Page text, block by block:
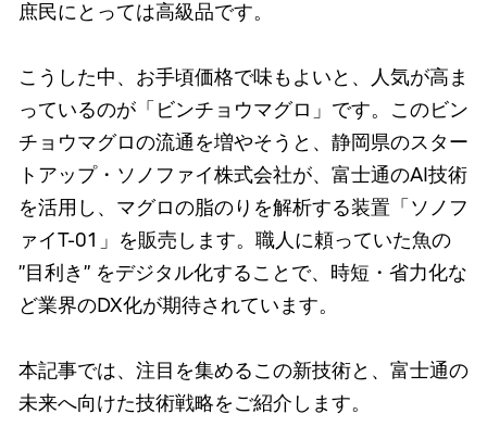
庶民にとっては高級品です。
こうした中、お手頃価格で味もよいと、人気が高ま
っているのが「ビンチョウマグロ」です。このビン
チョウマグロの流通を増やそうと、静岡県のスター
トアップ・ソノファイ株式会社が、富士通のAI技術
を活用し、マグロの脂のりを解析する装置「ソノフ
ァイT-01」を販売します。職人に頼っていた魚の
”目利き” をデジタル化することで、時短・省力化な
ど業界のDX化が期待されています。
本記事では、注目を集めるこの新技術と、富士通の
未来へ向けた技術戦略をご紹介します。